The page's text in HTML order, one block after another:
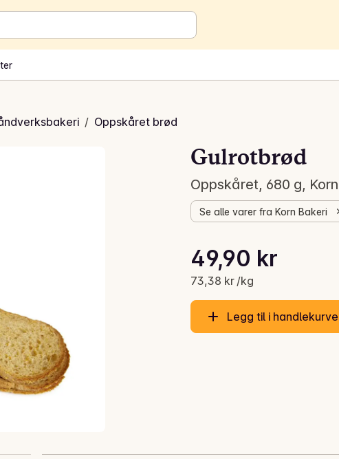
/ Oppskåret brød
Gulrotbrød
Oppskåret, 680 g,
Se alle varer fra Korn Bakeri
Gjeldende pris er: 49,90 kr
49,90 kr
73,38 kr /kg
Stykkpris: 73,38 kr /kg
Legg til i